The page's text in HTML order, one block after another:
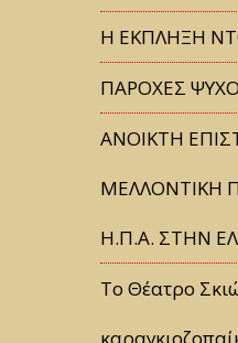
Η ΕΚΠΛΗΞΗ
ΠΑΡΟΧΕΣ
ΑΝΟΙΚΤΗ
ΜΕΛΛΟΝΤΙΚΗ
Η.Π.Α. ΣΤΗΝ
Tο Θέατρο